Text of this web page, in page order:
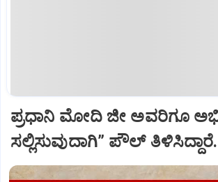
ಪ್ರಧಾನಿ ಮೋದಿ ಜೀ ಅವರಿಗೂ
ಸಲ್ಲಿಸುವುದಾಗಿ” ಪೌಲ್‌ ತಿಳಿಸಿದ್ದಾರೆ.